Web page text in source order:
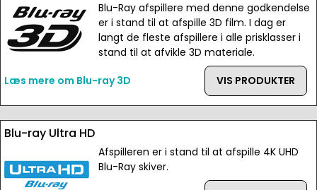
Blu-Ray afspillere med denne godkendelse
er i stand til at afspille 3D film. I dag er
langt de fleste afspillere i alle prisklasser i
stand til at afvikle 3D materiale.
Læs mere om Blu-ray 3D
VIS PRODUKTER
Blu-ray Ultra HD
Afspilleren er i stand til at afspille 4K UHD
Blu-Ray skiver.